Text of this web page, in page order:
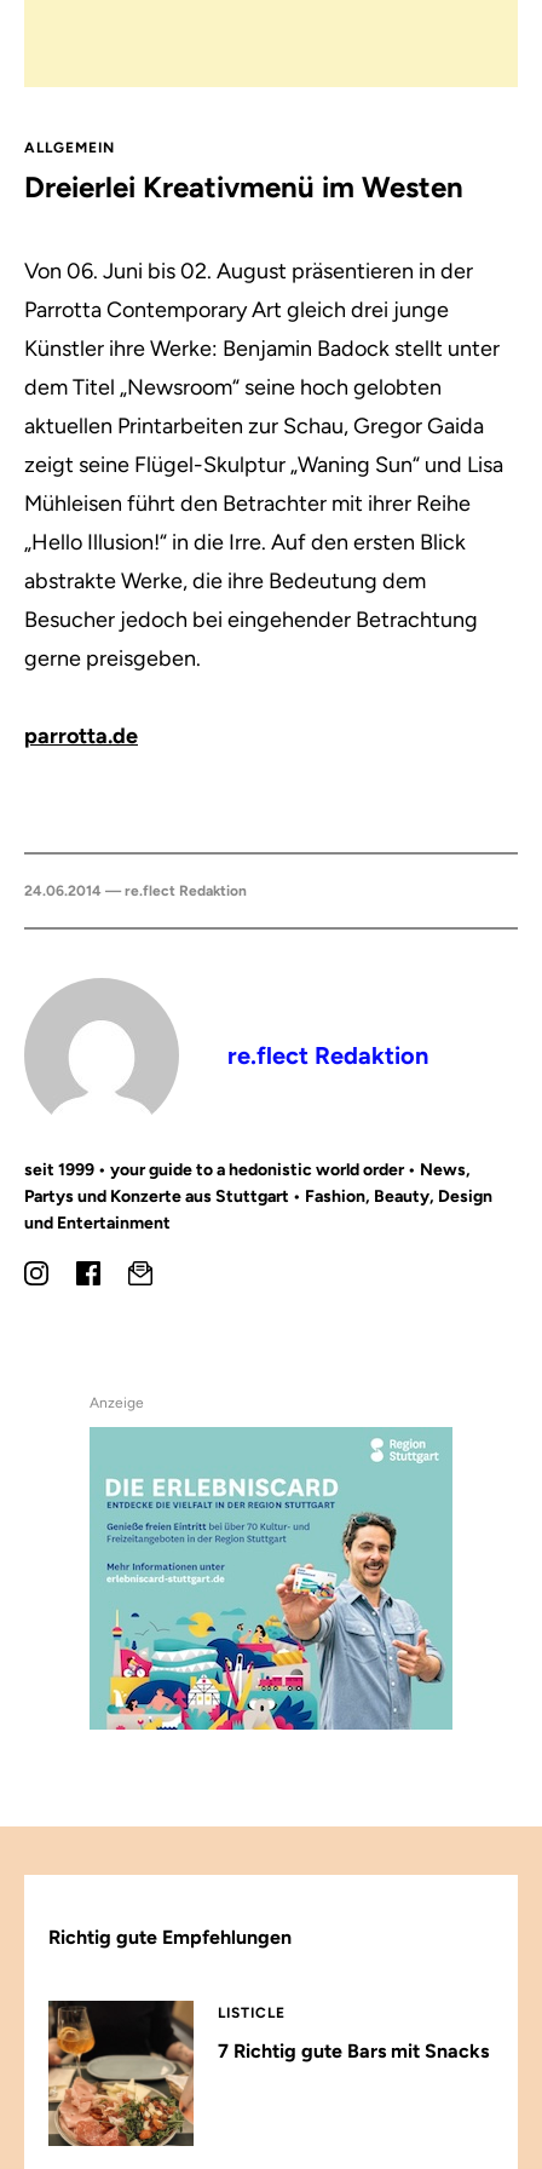
ALLGEMEIN
Dreierlei Kreativmenü im Westen
Von 06. Juni bis 02. August präsentieren in der
Parrotta Contemporary Art gleich drei junge
Künstler ihre Werke: Benjamin Badock stellt unter
dem Titel „Newsroom“ seine hoch gelobten
aktuellen Printarbeiten zur Schau, Gregor Gaida
zeigt seine Flügel-Skulptur „Waning Sun“ und Lisa
Mühleisen führt den Betrachter mit ihrer Reihe
„Hello Illusion!“ in die Irre. Auf den ersten Blick
abstrakte Werke, die ihre Bedeutung dem
Besucher jedoch bei eingehender Betrachtung
gerne preisgeben.
parrotta.de
24.06.2014 — re.flect Redaktion
re.flect Redaktion
seit 1999 • your guide to a hedonistic world order • News,
Partys und Konzerte aus Stuttgart • Fashion, Beauty, Design
und Entertainment
Anzeige
Richtig gute Empfehlungen
LISTICLE
7 Richtig gute Bars mit Snacks